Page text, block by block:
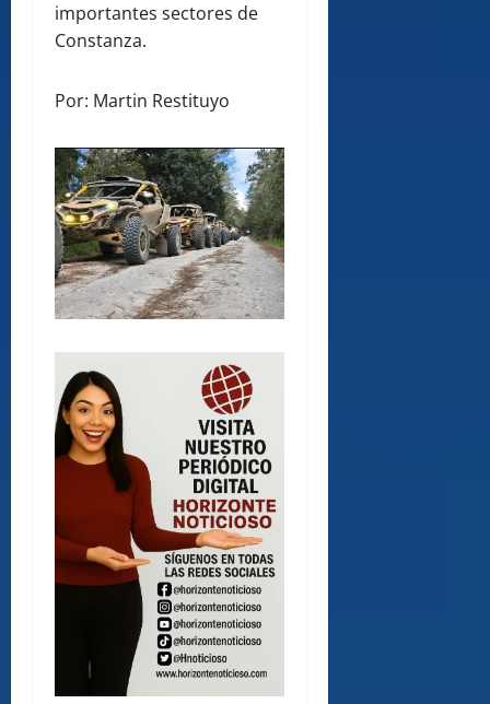
importantes sectores de
Constanza.
Por: Martin Restituyo